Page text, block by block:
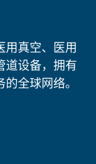
用真空、医用
道设备，拥有
全球网络。